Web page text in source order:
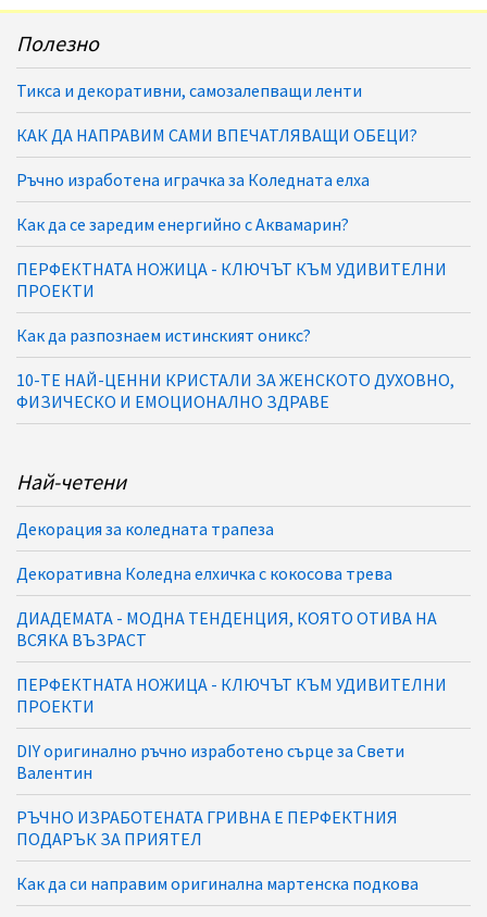
Полезно
Тикса и декоративни, самозалепващи ленти
КАК ДА НАПРАВИМ САМИ ВПЕЧАТЛЯВАЩИ ОБЕЦИ?
Ръчно изработена играчка за Коледната елха
Как да се заредим енергийно с Аквамарин?
ПЕРФЕКТНАТА НОЖИЦА - КЛЮЧЪТ КЪМ УДИВИТЕЛНИ
ПРОЕКТИ
Как да разпознаем истинският оникс?
10-ТЕ НАЙ-ЦЕННИ КРИСТАЛИ ЗА ЖЕНСКОТО ДУХОВНО,
ФИЗИЧЕСКО И ЕМОЦИОНАЛНО ЗДРАВЕ
Най-четени
Декорация за коледната трапеза
Декоративна Коледна елхичка с кокосова трева
ДИАДЕМАТА - МОДНА ТЕНДЕНЦИЯ, КОЯТО ОТИВА НА
ВСЯКА ВЪЗРАСТ
ПЕРФЕКТНАТА НОЖИЦА - КЛЮЧЪТ КЪМ УДИВИТЕЛНИ
ПРОЕКТИ
DIY оригинално ръчно изработено сърце за Свети
Валентин
РЪЧНО ИЗРАБОТЕНАТА ГРИВНА Е ПЕРФЕКТНИЯ
ПОДАРЪК ЗА ПРИЯТЕЛ
Как да си направим оригинална мартенска подкова